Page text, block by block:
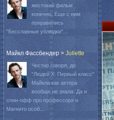
жестокий фильм
конечно. Еще с ним
понравились
"Бесславные ублюдки"...
Майкл Фассбендер > Juliette
Честно говоря, до
"Людей Х: Первый класс"
Майкла как актера
вообще не знала. Да и
спин-офф про профессора и
Магнито особ...